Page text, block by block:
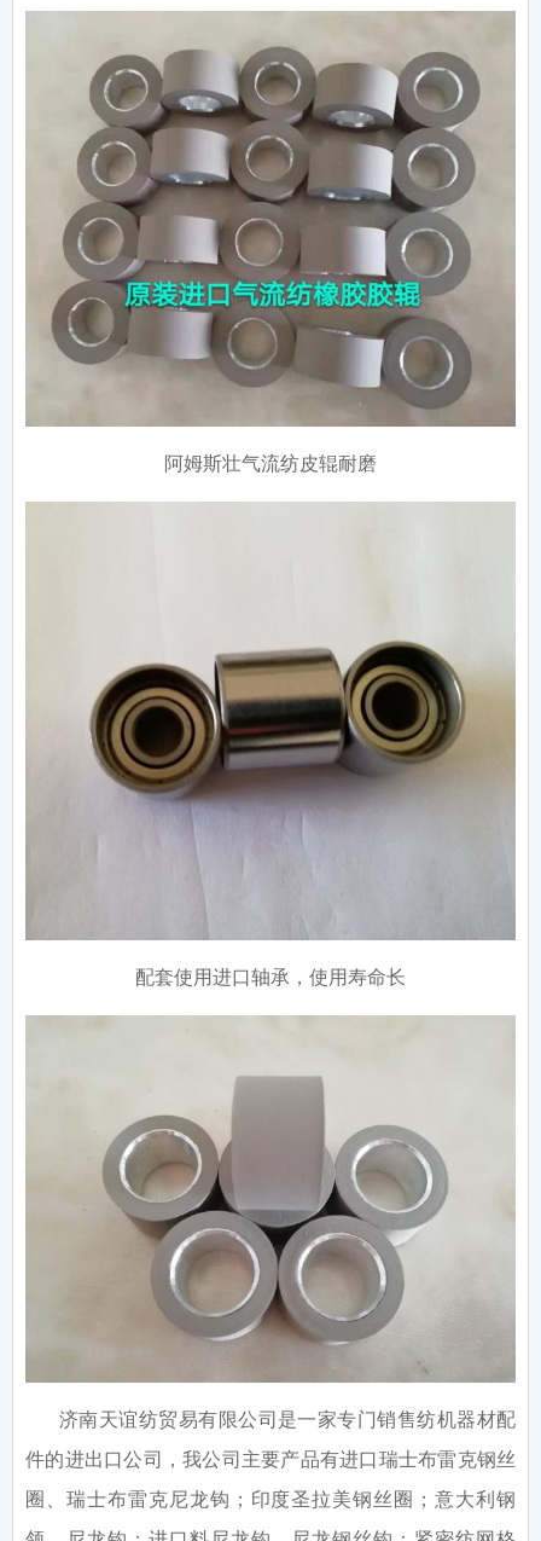
阿姆斯壮气流纺皮辊耐磨
配套使用进口轴承，使用寿命长
济南天谊纺贸易有限公司是一家专门销售纺机器材配
件的进出口公司，我公司主要产品有进口瑞士布雷克钢丝
圈、瑞士布雷克尼龙钩；印度圣拉美钢丝圈；意大利钢